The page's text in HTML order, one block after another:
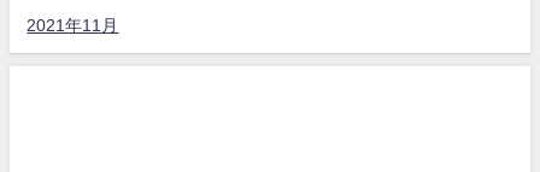
2021年11月